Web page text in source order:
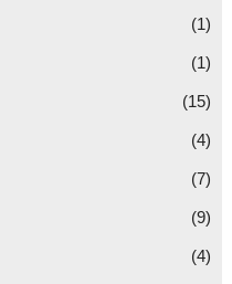
(1)
(1)
(15)
(4)
(7)
(9)
(4)